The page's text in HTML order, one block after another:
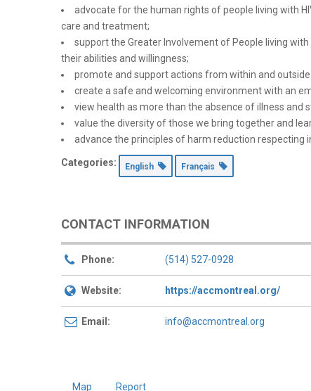
advocate for the human rights of people living with
care and treatment;
support the Greater Involvement of People living
their abilities and willingness;
promote and support actions from within and
create a safe and welcoming environment with an
view health as more than the absence of illness and
value the diversity of those we bring together and
advance the principles of harm reduction respecting
Categories: English Français
CONTACT INFORMATION
Phone: (514) 527-0928
Website: https://accmontreal.org/
Email: info@accmontreal.org
Map Report